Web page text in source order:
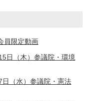
員限定動画
日（木）参議院・環境
（水）参議院・憲法